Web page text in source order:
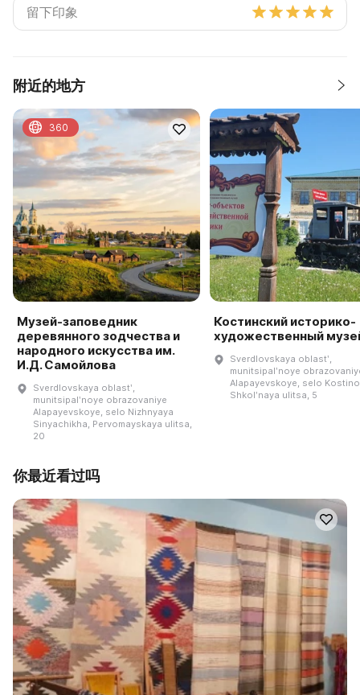
附近的地方
Музей-заповедник
деревянного зодчества и
народного искусства им.
И.Д. Самойлова
Sverdlovskaya oblastʹ,
munitsipalʹnoye obrazovaniye
Alapayevskoye, selo Nizhnyaya
Sinyachikha, Pervomayskaya ulitsa,
20
360
Костинский историко-
художественный
Sverdlovskaya oblastʹ,
munitsipalʹnoye
Alapayevskoye, selo
Shkolʹnaya ulitsa, 5
你最近看过吗